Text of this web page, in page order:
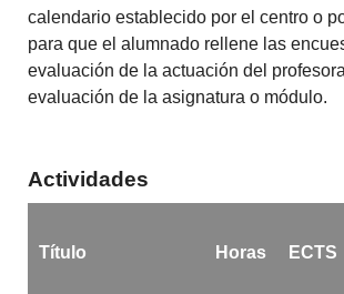
calendario establecido por el centro o
para que el alumnado rellene las
evaluación de la actuación del
evaluación de la asignatura o módulo.
Actividades
Título Horas ECTS